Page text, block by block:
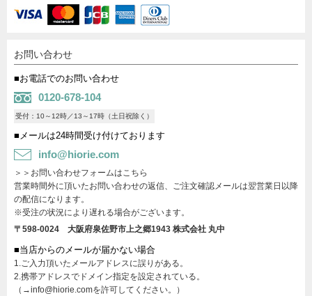
お問い合わせ
■お電話でのお問い合わせ
0120-678-104
受付：10～12時／13～17時（土日祝除く）
■メールは24時間受け付けております
info@hiorie.com
＞＞お問い合わせフォームはこちら
営業時間外に頂いたお問い合わせの返信、ご注文確認メールは翌営業日以降
の配信になります。
※受注の状況により遅れる場合がございます。
〒598-0024 大阪府泉佐野市上之郷1943 株式会社 丸中
■当店からのメールが届かない場合
1.ご入力頂いたメールアドレスに誤りがある。
2.携帯アドレスでドメイン指定を設定されている。
（→info@hiorie.comを許可してください。）